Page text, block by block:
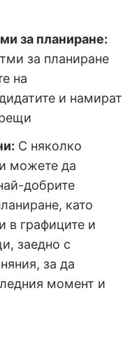
за планиране:
за планиране
на
и намират
С няколко
можете да
добрите
като
в графиците и
заедно с
за да
момент и